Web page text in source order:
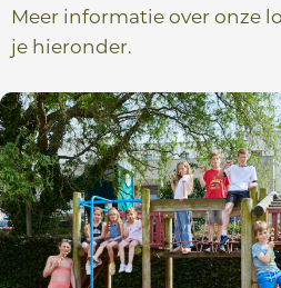
e
Meer informatie over onze
je hieronder.